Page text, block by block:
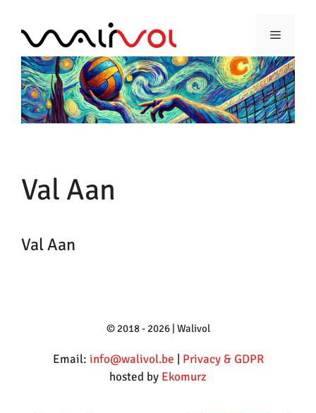
naar
inhoud
Menu
Val Aan
Val Aan
Email: info@walivol.be
Privacy & GDPR
hosted by Ekomurz
© 2018 - 2026 | Walivol